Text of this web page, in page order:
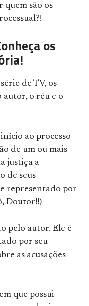
quem são os
os
de TV, os
autor, o réu e o
ao processo
de um ou mais
justiça a
de seus
representado por
Doutor!!)
pelo autor. Ele é
por seu
as acusações
que possui